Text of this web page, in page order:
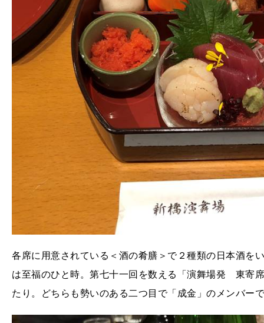
各席に用意されている＜酒の肴膳＞で２種類の日本酒を
は至福のひと時。第七十一回を数える「演舞場発 東寄
たり。どちらも勢いのある二つ目で「成金」のメンバー